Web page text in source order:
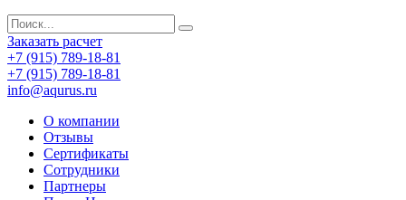
Заказать расчет
+7 (915) 789-18-81
+7 (915) 789-18-81
info@aqurus.ru
О компании
Отзывы
Сертификаты
Сотрудники
Партнеры